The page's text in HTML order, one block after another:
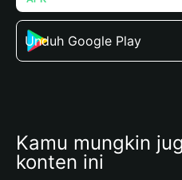
Unduh Google Play
Kamu mungkin
konten ini